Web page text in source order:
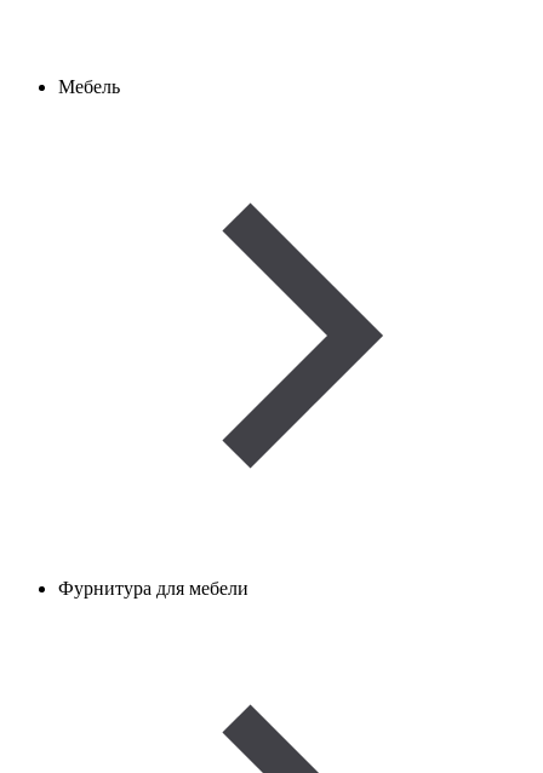
Мебель
Фурнитура для мебели